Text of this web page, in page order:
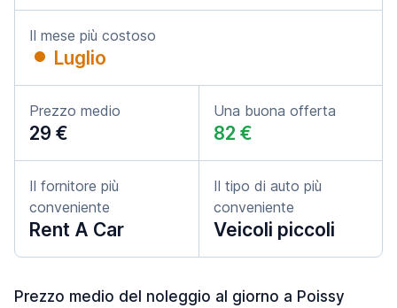
Il mese più costoso
Luglio
Prezzo medio
29 €
Una buona offerta
82 €
Il fornitore più
conveniente
Rent A Car
Il tipo di auto più
conveniente
Veicoli piccoli
Prezzo medio del noleggio al giorno a Poissy